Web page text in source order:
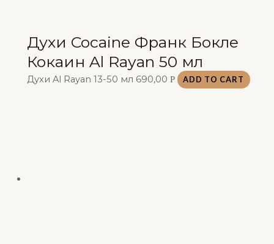
Духи Cocaine Франк Бокле
Кокаин Al Rayan 50 мл
Духи Al Rayan 13-50 мл 690,00 Р ADD TO CART